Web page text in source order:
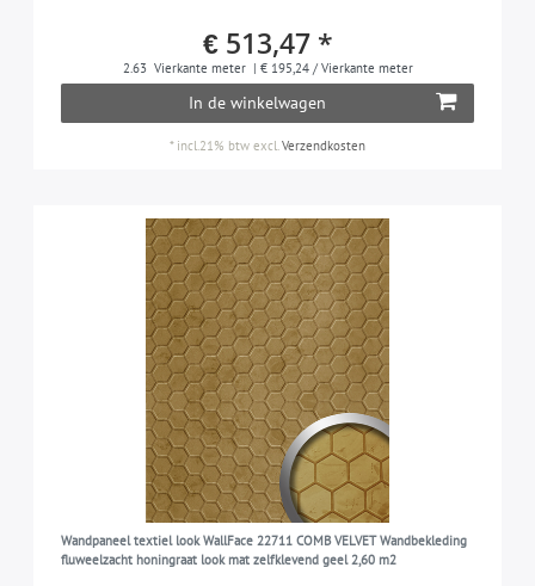
€ 513,47 *
2.63 Vierkante meter | € 195,24 / Vierkante meter
In de winkelwagen
* incl.21% btw excl.Verzendkosten
Wandpaneel textiel look WallFace 22711 COMB VELVET Wandbekleding
fluweelzacht honingraat look mat zelfklevend geel 2,60 m2